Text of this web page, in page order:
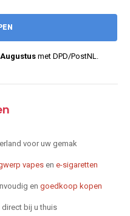
met DPD/PostNL.
voor uw gemak
vapes en e-sigaretten
en goedkoop kopen
direct bij u thuis